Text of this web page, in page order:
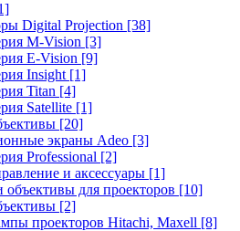
Digital Projection [38]
M-Vision [3]
E-Vision [9]
Insight [1]
Titan [4]
Satellite [1]
[20]
экраны Adeo [3]
Professional [2]
и аксессуары [1]
для проекторов [10]
[2]
проекторов Hitachi, Maxell [8]